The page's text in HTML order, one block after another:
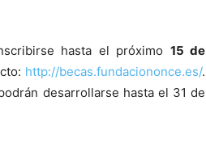
hasta el próximo 15 de
http://becas.fundaciononce.es/.
desarrollarse hasta el 31 de